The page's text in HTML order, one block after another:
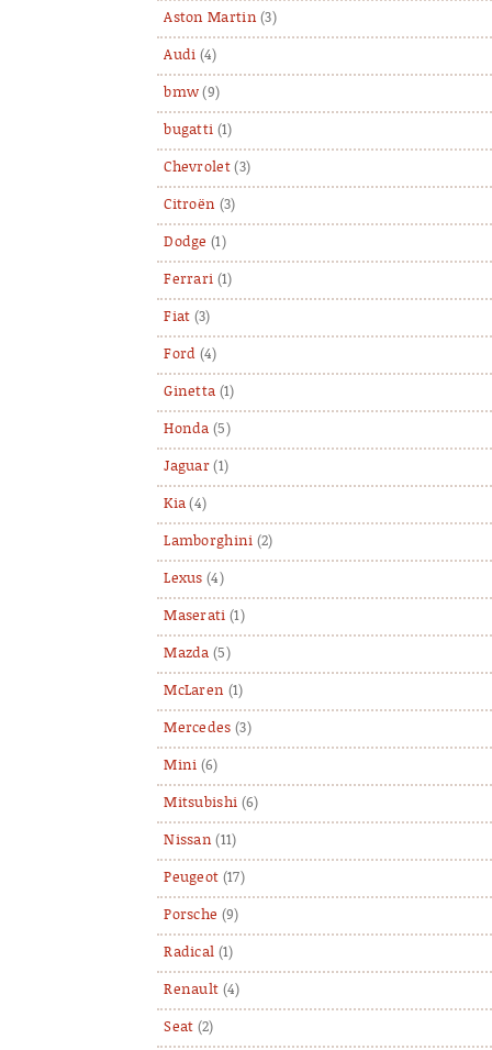
Aston Martin (3)
Audi (4)
bmw (9)
bugatti (1)
Chevrolet(3)
Citroën (3)
Dodge (1)
Ferrari (1)
Fiat (3)
Ford (4)
Ginetta (1)
Honda (5)
Jaguar (1)
Kia (4)
Lamborghini (2)
Lexus (4)
Maserati (1)
Mazda (5)
McLaren (1)
Mercedes (3)
Mini (6)
Mitsubishi (6)
Nissan (11)
Peugeot (17)
Porsche (9)
Radical (1)
Renault (4)
Seat (2)